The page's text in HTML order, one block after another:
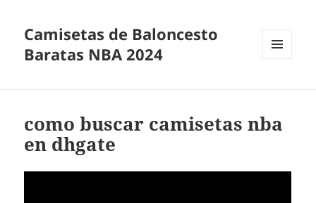
Camisetas de Baloncesto
Baratas NBA 2024
como buscar camisetas nba
en dhgate